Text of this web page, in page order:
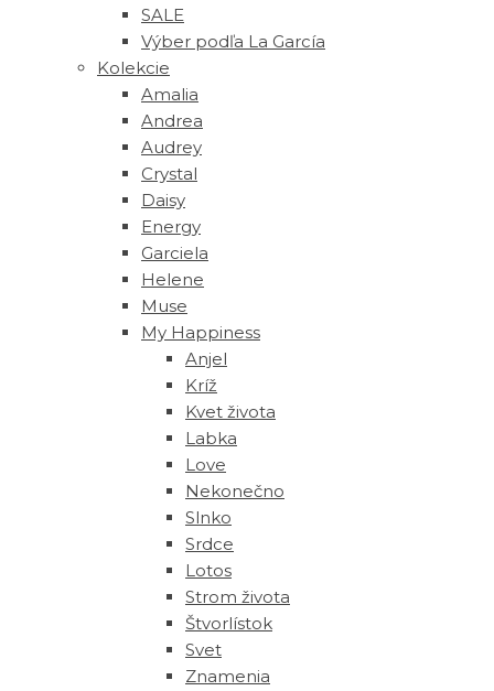
SALE
Výber podľa La García
Kolekcie
Amalia
Andrea
Audrey
Crystal
Daisy
Energy
Garciela
Helene
Muse
‎My Happiness
Anjel
Kríž
Kvet života
Labka
Love
Nekonečno
Slnko
Srdce
Lotos
Strom života
Štvorlístok
Svet
Znamenia